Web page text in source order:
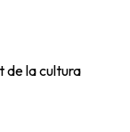
de la cultura